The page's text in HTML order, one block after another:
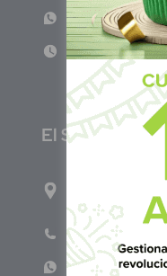
WhatsApp: +57
Lun - Vie
El Salvador
1ro Cll Pte, y
Salvador Centro
Teléfono: +503
WhatsApp: